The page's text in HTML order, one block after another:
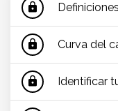
lock Definiciones
lock Curva del
lock Identificar